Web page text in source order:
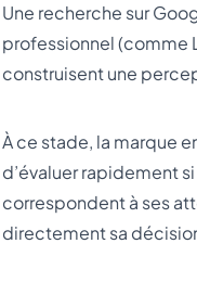
Une recherche sur
professionnel (comme
construisent une
À ce stade, la marque
d’évaluer rapidement
correspondent à ses
directement sa